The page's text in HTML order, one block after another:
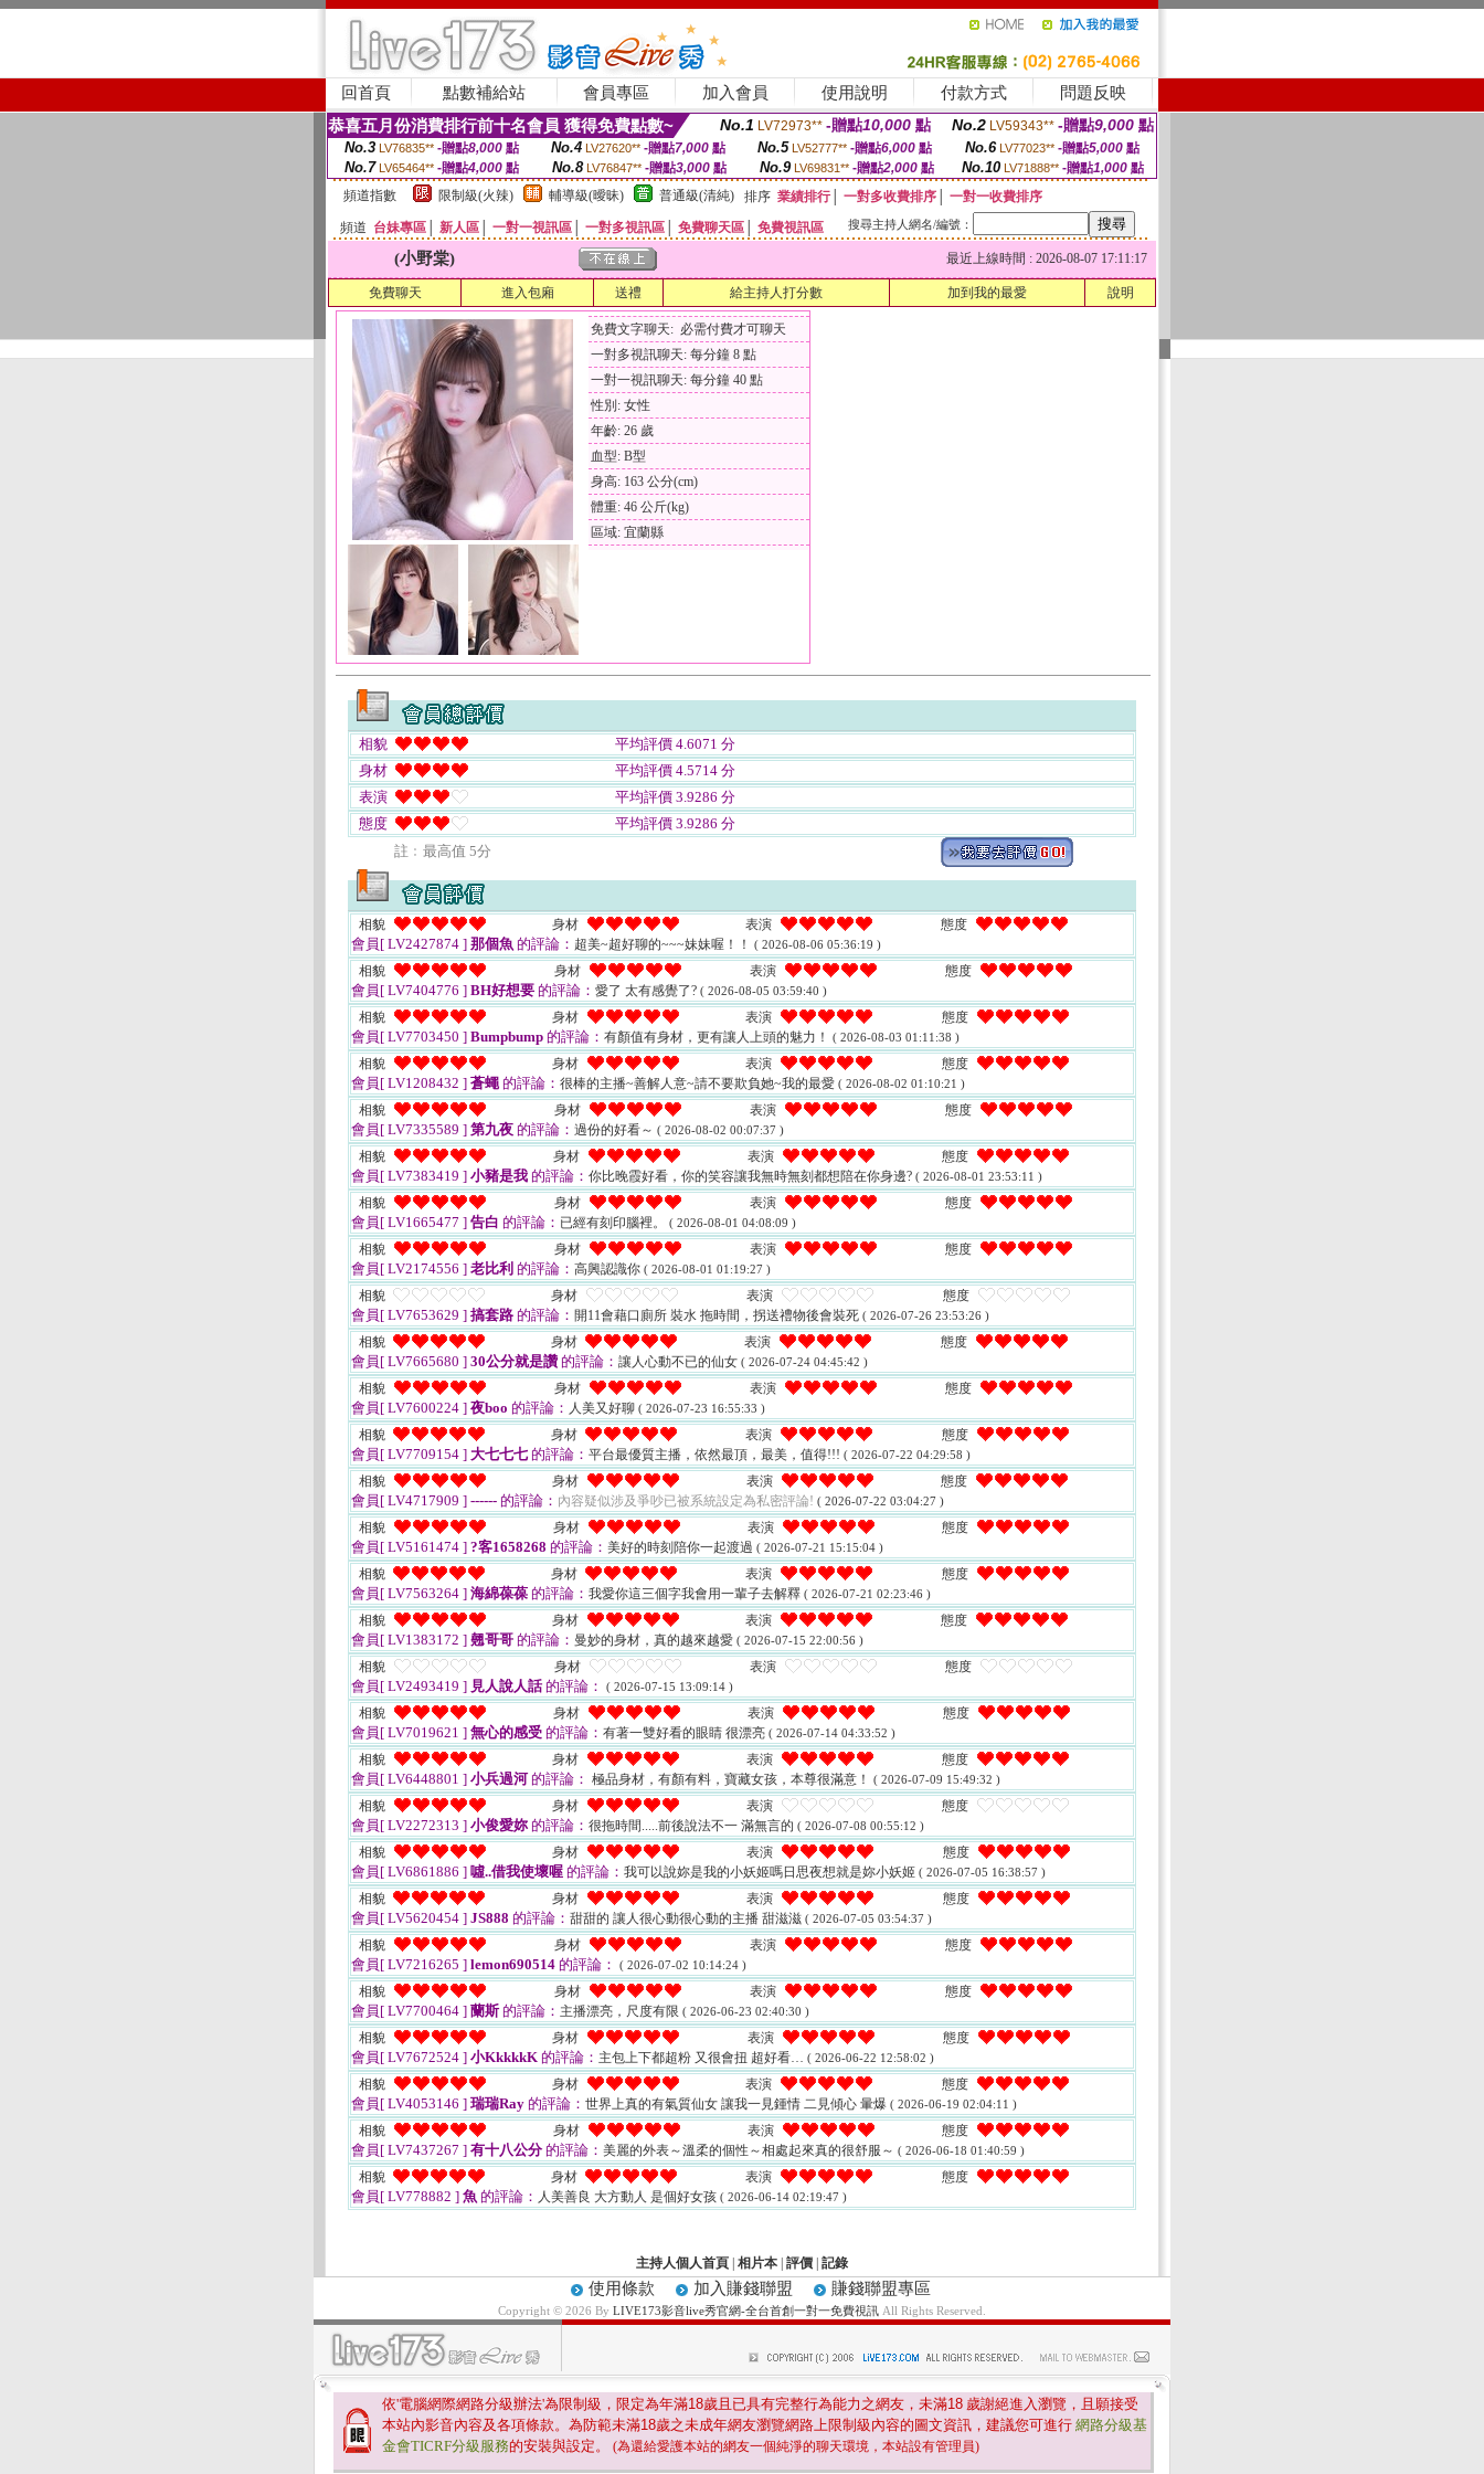
回首頁 點數補給站 會員專區 加入會員 使用說明 付款方式 問題反映
恭喜五月份消費排行前十名會員 獲得免費點數~ No.1 LV72973** -贈點10,000 點 No.2 LV59343** -贈點9,000 點
No.3 LV76835** -贈點8,000點 No.4 LV27620** -贈點7,000點 No.5 LV52777** -贈點6,000點 No.6 LV77023** -贈點5,000點
No.7 LV65464** -贈點4,000 點 No.8 LV76847** -贈點3,000 點 No.9 LV69831** -贈點2,000點 No.10 LV71888** -贈點1,000 點
頻道指數
限制級(火辣) 輔導級(曖昧) 普通級(清純) 排序 業績排行│ 一對多收費排序
一對一收費排序
頻道 台妹專區 新人區 一對一視訊區 一對多視訊區 免費聊天區 免費視訊區 搜尋主持人網名/編號：
(小野棠) 最近上線時間 : 2026-08-07 17:11:17
免費聊天 進入包廂 送禮 給主持人打分數 加到我的最愛 說明
免費文字聊天: 必需付費才可聊天
一對多視訊聊天: 每分鐘 8 點
一對一視訊聊天: 每分鐘 40 點
性別: 女性
年齡: 26 歲
血型: B型
身高: 163 公分(cm)
體重: 46 公斤(kg)
區域: 宜蘭縣
相貌
平均評價 4.6071 分
身材
平均評價 4.5714 分
表演
平均評價 3.9286 分
態度
平均評價 3.9286 分
註﹕最高值 5分
相貌 身材 表演 態度
會員[ LV2427874 ] 那個魚 的評論： 超美~超好聊的~~~妹妹喔！！ ( 2026-08-06 05:36:19 )
相貌 身材 表演 態度
會員[ LV7404776 ] BH好想要 的評論： 愛了 太有感覺了? ( 2026-08-05 03:59:40 )
相貌 身材 表演 態度
會員[ LV7703450 ] Bumpbump 的評論： 有顏值有身材，更有讓人上頭的魅力！ ( 2026-08-03 01:11:38 )
相貌 身材 表演 態度
會員[ LV1208432 ] 蒼蠅 的評論： 很棒的主播~善解人意~請不要欺負她~我的最愛 ( 2026-08-02 01:10:21 )
相貌 身材 表演 態度
會員[ LV7335589 ] 第九夜 的評論： 過份的好看～ ( 2026-08-02 00:07:37 )
相貌 身材 表演 態度
會員[ LV7383419 ] 小豬是我 的評論： 你比晚霞好看，你的笑容讓我無時無刻都想陪在你身邊? ( 2026-08-01 23:53:11 )
相貌 身材 表演 態度
會員[ LV1665477 ] 告白 的評論： 已經有刻印腦裡。 ( 2026-08-01 04:08:09 )
相貌 身材 表演 態度
會員[ LV2174556 ] 老比利 的評論： 高興認識你 ( 2026-08-01 01:19:27 )
相貌 身材 表演 態度
會員[ LV7653629 ] 搞套路 的評論： 開11會藉口廁所 裝水 拖時間，拐送禮物後會裝死 ( 2026-07-26 23:53:26 )
相貌 身材 表演 態度
會員[ LV7665680 ] 30公分就是讚的評論： 讓人心動不已的仙女 ( 2026-07-24 04:45:42 )
相貌 身材 表演 態度
會員[ LV7600224 ] 夜boo 的評論： 人美又好聊 ( 2026-07-23 16:55:33 )
相貌 身材 表演 態度
會員[ LV7709154 ] 大七七七的評論： 平台最優質主播，依然最頂，最美，值得!!! ( 2026-07-22 04:29:58 )
相貌 身材 表演 態度
會員[ LV4717909 ] ------ 的評論： 內容疑似涉及爭吵已被系統設定為私密評論! ( 2026-07-22 03:04:27 )
相貌 身材 表演 態度
會員[ LV5161474 ] ?客1658268 的評論： 美好的時刻陪你一起渡過 ( 2026-07-21 15:15:04 )
相貌 身材 表演 態度
會員[ LV7563264 ] 海綿葆葆 的評論： 我愛你這三個字我會用一輩子去解釋 ( 2026-07-21 02:23:46 )
相貌 身材 表演 態度
會員[ LV1383172 ] 翹哥哥 的評論： 曼妙的身材，真的越來越愛 ( 2026-07-15 22:00:56 )
相貌 身材 表演 態度
會員[ LV2493419 ] 見人說人話的評論： ( 2026-07-15 13:09:14 )
相貌 身材 表演 態度
會員[ LV7019621 ] 無心的感受 的評論： 有著一雙好看的眼睛 很漂亮 ( 2026-07-14 04:33:52 )
相貌 身材 表演 態度
會員[ LV6448801 ] 小兵過河的評論： 極品身材，有顏有料，寶藏女孩，本尊很滿意！ ( 2026-07-09 15:49:32 )
相貌 身材 表演 態度
會員[ LV2272313 ] 小俊愛妳的評論： 很拖時間.....前後說法不一 滿無言的 ( 2026-07-08 00:55:12 )
相貌 身材 表演 態度
會員[ LV6861886 ] 噓..借我使壞喔 的評論： 我可以說妳是我的小妖姬嗎日思夜想就是妳小妖姬 ( 2026-07-05 16:38:57 )
相貌 身材 表演 態度
會員[ LV5620454 ] JS888 的評論： 甜甜的 讓人很心動很心動的主播 甜滋滋 ( 2026-07-05 03:54:37 )
相貌 身材 表演 態度
會員[ LV7216265 ] lemon690514 的評論： ( 2026-07-02 10:14:24 )
相貌 身材 表演 態度
會員[ LV7700464 ] 蘭斯的評論： 主播漂亮，尺度有限 ( 2026-06-23 02:40:30 )
相貌 身材 表演 態度
會員[ LV7672524 ] 小KkkkkK 的評論： 主包上下都超粉 又很會扭 超好看… ( 2026-06-22 12:58:02 )
相貌 身材 表演 態度
會員[ LV4053146 ] 瑞瑞Ray 的評論： 世界上真的有氣質仙女 讓我一見鍾情 二見傾心 暈爆 ( 2026-06-19 02:04:11 )
相貌 身材 表演 態度
會員[ LV7437267 ] 有十八公分的評論： 美麗的外表～溫柔的個性～相處起來真的很舒服～ ( 2026-06-18 01:40:59 )
相貌 身材 表演 態度
會員[ LV778882 ] 魚 的評論： 人美善良 大方動人 是個好女孩 ( 2026-06-14 02:19:47 )
主持人個人首頁 相片本 評價 記錄
使用條款 加入賺錢聯盟 賺錢聯盟專區
Copyright © 2026 By LIVE173影音live秀官網-全台首創一對一免費視訊 All Rights Reserved.
依'電腦網際網路分級辦法'為限制級，限定為年滿18歲且已具有完整行為能力之網友，未滿18 歲謝絕進入瀏覽，且願接受
本站內影音內容及各項條款。為防範未滿18歲之未成年網友瀏覽網路上限制級內容的圖文資訊，建議您可進行 網路分級基
金會TICRF分級服務的安裝與設定。 (為還給愛護本站的網友一個純淨的聊天環境，本站設有管理員)